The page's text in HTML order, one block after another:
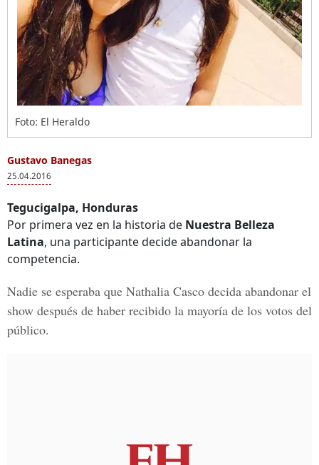
Foto: El Heraldo
Gustavo Banegas
25.04.2016
Tegucigalpa, Honduras
Por primera vez en la historia de Nuestra Belleza
Latina, una participante decide abandonar la
competencia.
Nadie se esperaba que Nathalia Casco decida abandonar el
show después de haber recibido la mayoría de los votos del
público.